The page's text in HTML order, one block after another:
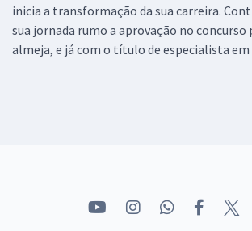
inicia a transformação da sua carreira.
sua jornada rumo a aprovação no concurso
almeja, e já com o título de especialista em